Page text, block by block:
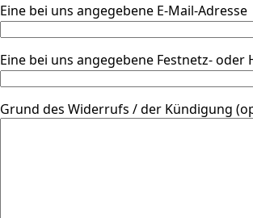
Eine bei uns angegebene E-Mail-Adresse
Eine bei uns angegebene Festnetz- oder
Grund des Widerrufs / der Kündigung